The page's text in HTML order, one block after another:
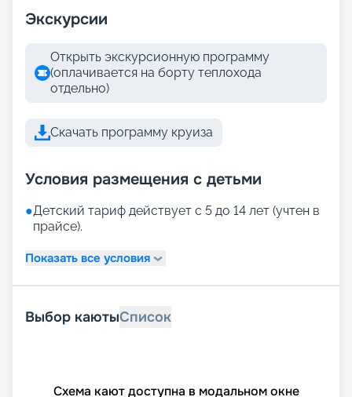
Экскурсии
Открыть экскурсионную программу
(оплачивается на борту теплохода
отдельно)
Скачать программу круиза
Условия размещения с детьми
●Детский тариф действует с 5 до 14 лет (учтен в
прайсе).
Показать все условия
Выбор каютыСписок
Схема кают доступна в модальном окне